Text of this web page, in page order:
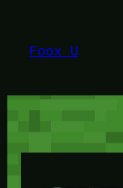
konten
Foox U